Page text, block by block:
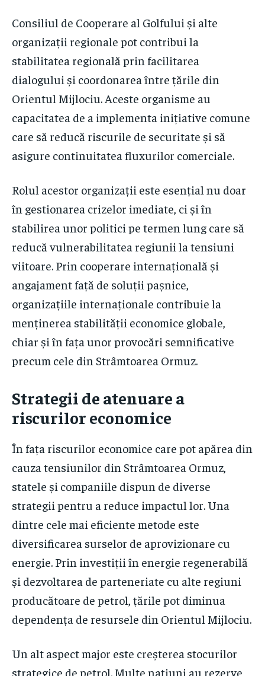
Consiliul de Cooperare al Golfului și alte
organizații regionale pot contribui la
stabilitatea regională prin facilitarea
dialogului și coordonarea între țările din
Orientul Mijlociu. Aceste organisme au
capacitatea de a implementa inițiative comune
care să reducă riscurile de securitate și să
asigure continuitatea fluxurilor comerciale.
Rolul acestor organizații este esențial nu doar
în gestionarea crizelor imediate, ci și în
stabilirea unor politici pe termen lung care să
reducă vulnerabilitatea regiunii la tensiuni
viitoare. Prin cooperare internațională și
angajament față de soluții pașnice,
organizațiile internaționale contribuie la
menținerea stabilității economice globale,
chiar și în fața unor provocări semnificative
precum cele din Strâmtoarea Ormuz.
Strategii de atenuare a
riscurilor economice
În fața riscurilor economice care pot apărea din
cauza tensiunilor din Strâmtoarea Ormuz,
statele și companiile dispun de diverse
strategii pentru a reduce impactul lor. Una
dintre cele mai eficiente metode este
diversificarea surselor de aprovizionare cu
energie. Prin investiții în energie regenerabilă
și dezvoltarea de parteneriate cu alte regiuni
producătoare de petrol, țările pot diminua
dependența de resursele din Orientul Mijlociu.
Un alt aspect major este creșterea stocurilor
strategice de petrol. Multe națiuni au rezerve